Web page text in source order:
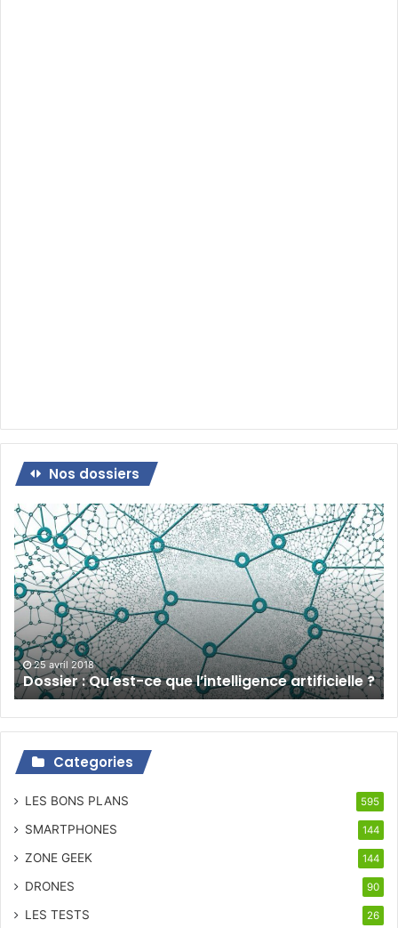
Nos dossiers
Dossier
:
Qu’est-
ce
que
l’intelligence
artificielle
?
25 avril 2018
Dossier : Qu’est-ce que l’intelligence artificielle ?
Categories
LES BONS PLANS 595
SMARTPHONES 144
ZONE GEEK 144
DRONES 90
LES TESTS 26